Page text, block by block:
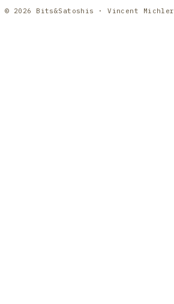
© 2026 Bits&Satoshis · Vincent Michler